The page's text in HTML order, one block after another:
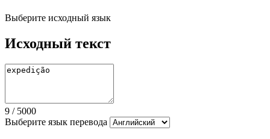
Выберите исходный язык
Исходный текст
9 / 5000
Выберите язык перевода